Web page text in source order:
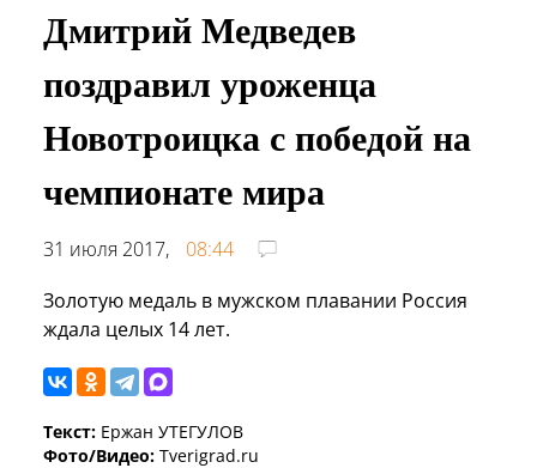
Дмитрий Медведев
поздравил уроженца
Новотроицка с победой на
чемпионате мира
31 июля 2017,
08:44
Золотую медаль в мужском плавании Россия
ждала целых 14 лет.
Текст: Ержан УТЕГУЛОВ
Фото/Видео: Tverigrad.ru